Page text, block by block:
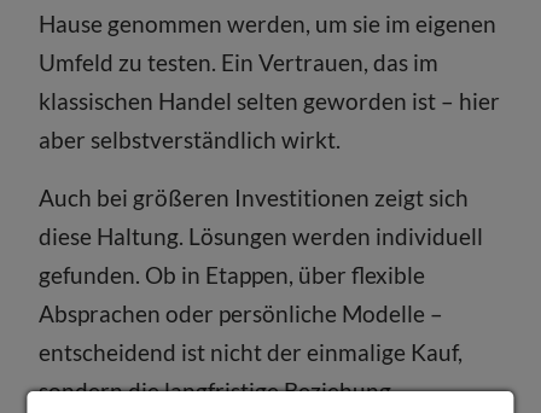
Hause genommen werden, um sie im eigenen
Umfeld zu testen. Ein Vertrauen, das im
klassischen Handel selten geworden ist – hier
aber selbstverständlich wirkt.
Auch bei größeren Investitionen zeigt sich
diese Haltung. Lösungen werden individuell
gefunden. Ob in Etappen, über flexible
Absprachen oder persönliche Modelle –
entscheidend ist nicht der einmalige Kauf,
sondern die langfristige Beziehung.